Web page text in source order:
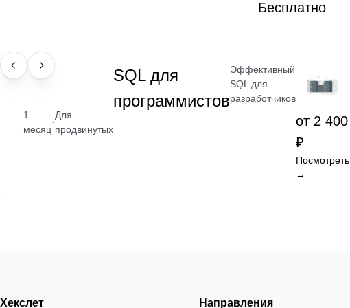
Бесплатно
НАВЫК
1
месяц
·
Для
продвинутых
SQL для
программистов
Эффективный
SQL для
разработчиков
от 2 400
₽
Посмотреть
→
Хекслет Направления